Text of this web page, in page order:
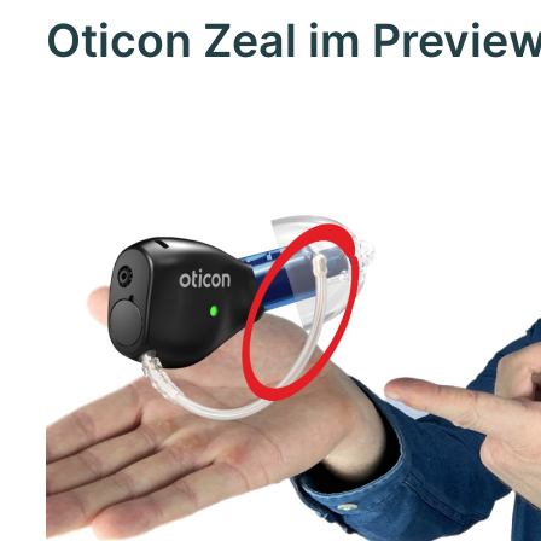
Oticon Zeal im